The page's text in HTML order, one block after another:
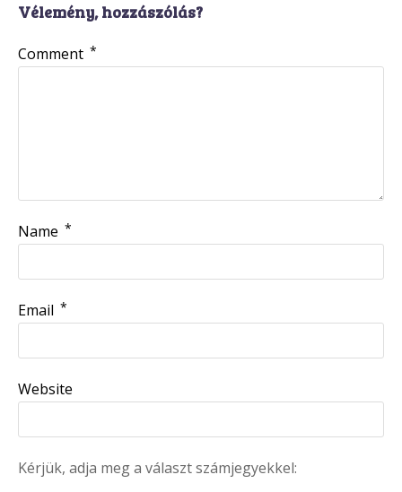
Vélemény, hozzászólás?
Comment *
Name *
Email *
Website
Kérjük, adja meg a választ számjegyekkel: